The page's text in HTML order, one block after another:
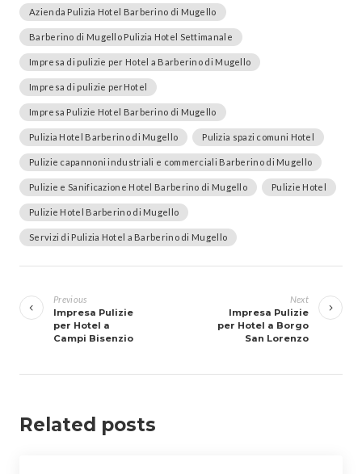
Azienda Pulizia Hotel Barberino di Mugello
Barberino di Mugello Pulizia Hotel Settimanale
Impresa di pulizie per Hotel a Barberino di Mugello
Impresa di pulizie perHotel
Impresa Pulizie Hotel Barberino di Mugello
Pulizia Hotel Barberino di Mugello Pulizia spazi comuni Hotel
Pulizie capannoni industriali e commerciali Barberino di Mugello
Pulizie e Sanificazione Hotel Barberino di Mugello Pulizie Hotel
Pulizie Hotel Barberino di Mugello
Servizi di Pulizia Hotel a Barberino di Mugello
articoli
Previous
Impresa Pulizie
per Hotel a
Campi Bisenzio
Next
Impresa Pulizie
per Hotel a Borgo
San Lorenzo
Related posts